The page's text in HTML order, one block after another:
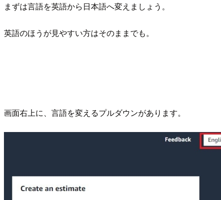
まずは言語を英語から日本語へ変えましょう。
英語のほうが見やすい方はそのままでも。
画面右上に、言語を変えるプルダウンがあります。